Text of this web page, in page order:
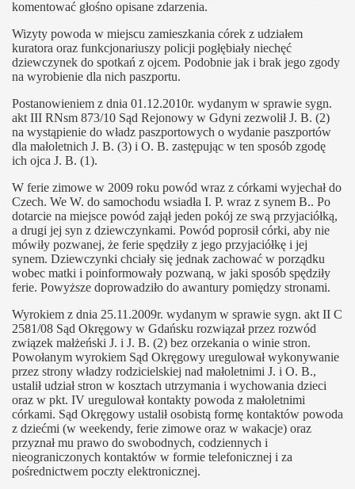
komentować głośno opisane zdarzenia.
Wizyty powoda w miejscu zamieszkania córek z udziałem
kuratora oraz funkcjonariuszy policji pogłębiały niechęć
dziewczynek do spotkań z ojcem. Podobnie jak i brak jego zgody
na wyrobienie dla nich paszportu.
Postanowieniem z dnia 01.12.2010r. wydanym w sprawie sygn.
akt III RNsm 873/10 Sąd Rejonowy w Gdyni zezwolił J. B. (2)
na wystąpienie do władz paszportowych o wydanie paszportów
dla małoletnich J. B. (3) i O. B. zastępując w ten sposób zgodę
ich ojca J. B. (1).
W ferie zimowe w 2009 roku powód wraz z córkami wyjechał do
Czech. We W. do samochodu wsiadła I. P. wraz z synem B.. Po
dotarcie na miejsce powód zajął jeden pokój ze swą przyjaciółką,
a drugi jej syn z dziewczynkami. Powód poprosił córki, aby nie
mówiły pozwanej, że ferie spędziły z jego przyjaciółkę i jej
synem. Dziewczynki chciały się jednak zachować w porządku
wobec matki i poinformowały pozwaną, w jaki sposób spędziły
ferie. Powyższe doprowadziło do awantury pomiędzy stronami.
Wyrokiem z dnia 25.11.2009r. wydanym w sprawie sygn. akt II C
2581/08 Sąd Okręgowy w Gdańsku rozwiązał przez rozwód
związek małżeński J. i J. B. (2) bez orzekania o winie stron.
Powołanym wyrokiem Sąd Okręgowy uregulował wykonywanie
przez strony władzy rodzicielskiej nad małoletnimi J. i O. B.,
ustalił udział stron w kosztach utrzymania i wychowania dzieci
oraz w pkt. IV uregulował kontakty powoda z małoletnimi
córkami. Sąd Okręgowy ustalił osobistą formę kontaktów powoda
z dziećmi (w weekendy, ferie zimowe oraz w wakacje) oraz
przyznał mu prawo do swobodnych, codziennych i
nieograniczonych kontaktów w formie telefonicznej i za
pośrednictwem poczty elektronicznej.